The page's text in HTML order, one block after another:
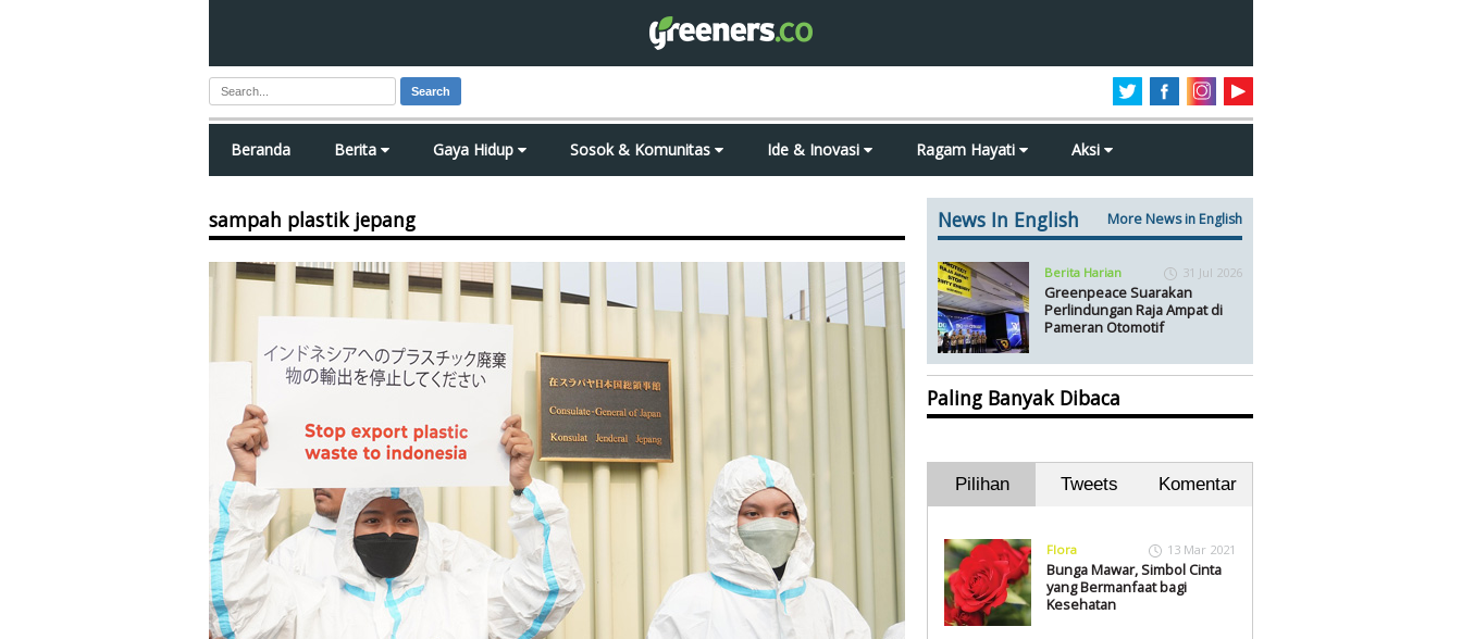
Search
Beranda Berita Gaya Hidup Sosok & Komunitas Ide & Inovasi Ragam Hayati Aksi
sampah plastik jepang News In English More News in English
Berita Harian 31 Jul 2026
Greenpeace Suarakan
Perlindungan Raja Ampat di
Pameran Otomotif
Paling Banyak Dibaca
Pilihan Tweets Komentar
Flora 13 Mar 2021
Bunga Mawar, Simbol Cinta
yang Bermanfaat bagi
Kesehatan